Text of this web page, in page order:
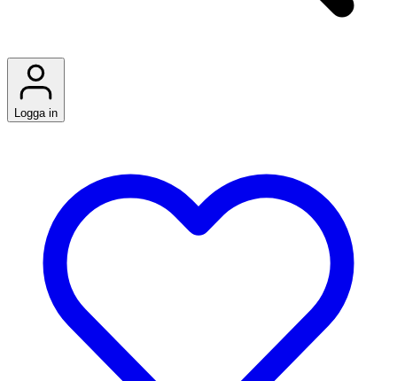
Logga in